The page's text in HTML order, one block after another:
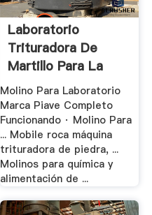
Laboratorio
Trituradora De
Martillo Para La
Venta
Molino Para Laboratorio
Marca Piave Completo
Funcionando · Molino Para
... Mobile roca máquina
trituradora de piedra, ...
Molinos para química y
alimentación de ...